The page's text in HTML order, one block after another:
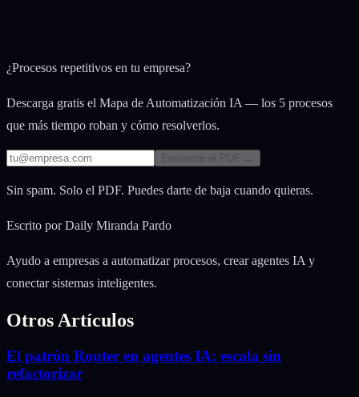
¿Procesos repetitivos en tu empresa?
Descarga gratis el Mapa de Automatización IA — los 5 procesos
que más tiempo roban y cómo resolverlos.
Enviarme el PDF →
Sin spam. Solo el PDF. Puedes darte de baja cuando quieras.
Escrito por Daily Miranda Pardo
Ayudo a empresas a automatizar procesos, crear agentes IA y
conectar sistemas inteligentes.
Otros Artículos
El patrón Router en agentes IA: escala sin
refactorizar